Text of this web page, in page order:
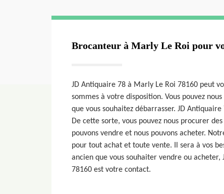
Brocanteur à Marly Le Roi pour
JD Antiquaire 78 à Marly Le Roi 78160 peut
sommes à votre disposition. Vous pouvez
que vous souhaitez débarrasser. JD
De cette sorte, vous pouvez nous procurer
pouvons vendre et nous pouvons acheter.
pour tout achat et toute vente. Il sera à vos
ancien que vous souhaiter vendre ou
78160 est votre contact.